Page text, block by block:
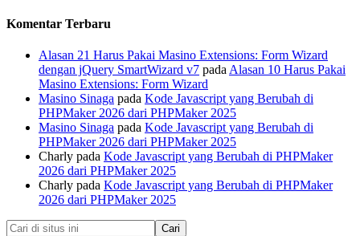
Komentar Terbaru
Alasan 21 Harus Pakai Masino Extensions: Form Wizard
dengan jQuery SmartWizard v7 pada Alasan 10 Harus Pakai
Masino Extensions: Form Wizard
Masino Sinaga pada Kode Javascript yang Berubah di
PHPMaker 2026 dari PHPMaker 2025
Masino Sinaga pada Kode Javascript yang Berubah di
PHPMaker 2026 dari PHPMaker 2025
Charly pada Kode Javascript yang Berubah di PHPMaker
2026 dari PHPMaker 2025
Charly pada Kode Javascript yang Berubah di PHPMaker
2026 dari PHPMaker 2025